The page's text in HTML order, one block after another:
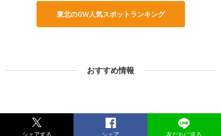
東北のGW人気スポットランキング
おすすめ情報